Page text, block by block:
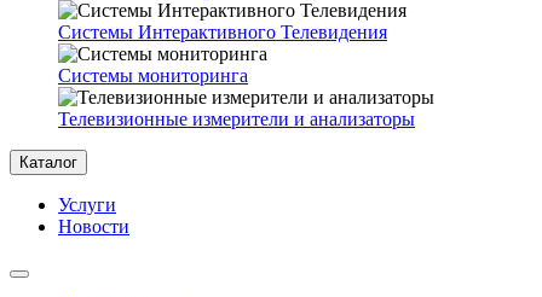
Системы Интерактивного Телевидения
Системы мониторинга
Телевизионные измерители и анализаторы
Каталог
Услуги
Новости